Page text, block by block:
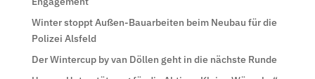
Winter stoppt Außen-Bauarbeiten beim Neubau für die
Polizei Alsfeld
Der Wintercup by van Döllen geht in die nächste Runde